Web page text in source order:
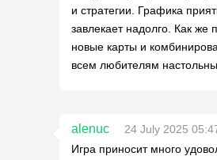
и стратегии. Графика
завлекает надолго. Как же
новые карты и
всем любителям
alenuc
24 July 2025
Игра приносит много